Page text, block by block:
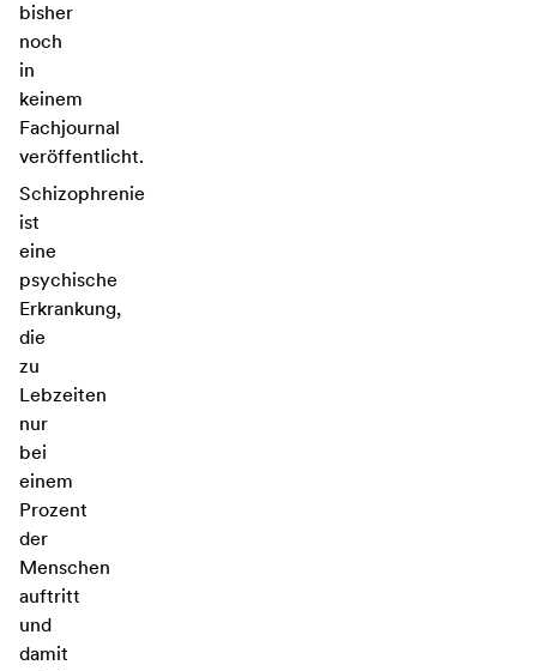
bisher
noch
in
keinem
Fachjournal
veröffentlicht.
Schizophrenie
ist
eine
psychische
Erkrankung,
die
zu
Lebzeiten
nur
bei
einem
Prozent
der
Menschen
auftritt
und
damit